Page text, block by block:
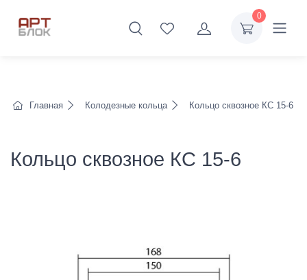
0
Главная Колодезные кольца Кольцо сквозное КС 15-6
Кольцо сквозное КС 15-6